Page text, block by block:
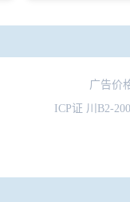
广告价
ICP证 川B2-